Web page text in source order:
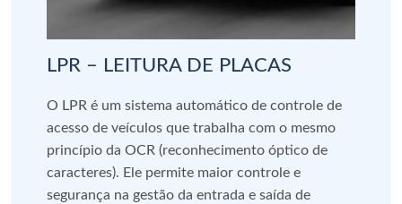
LPR – LEITURA DE PLACAS
O LPR é um sistema automático de controle de
acesso de veículos que trabalha com o mesmo
princípio da OCR (reconhecimento óptico de
caracteres). Ele permite maior controle e
segurança na gestão da entrada e saída de